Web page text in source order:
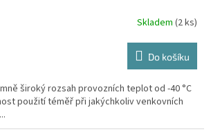
Skladem (2 ks)
Do košíku
široký rozsah provozních teplot od -40 °C
použití téměř při jakýchkoliv venkovních